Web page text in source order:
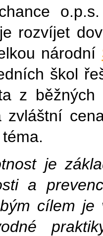
rozvíjet
národní
škol
z
zvláštní
je
a
cílem